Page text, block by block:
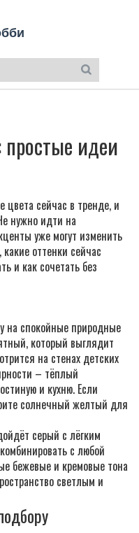
идеи
цвета сейчас в тренде, и
нужно идти на
уже могут изменить
оттенки сейчас
и как сочетать без
на спокойные природные
который выглядит
на стенах детских
– тёплый
и кухню. Если
солнечный желтый для
серый с лёгким
с любой
бежевые и кремовые тона
светлым и